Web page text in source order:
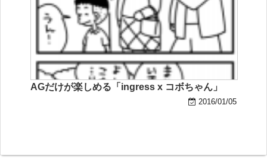
AGだけが楽しめる「ingress x コボちゃん」
2016/01/05